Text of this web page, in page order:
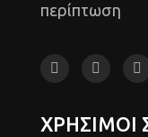
περίπτωση
ΧΡΗΣΙΜΟΙ